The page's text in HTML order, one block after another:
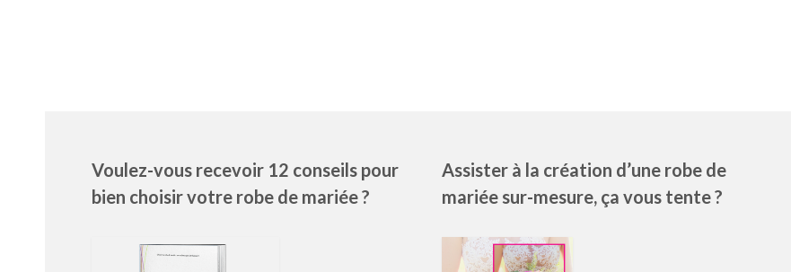
Voulez-vous recevoir 12 conseils pour
bien choisir votre robe de mariée ?
Assister à la création d’une robe de
mariée sur-mesure, ça vous tente ?